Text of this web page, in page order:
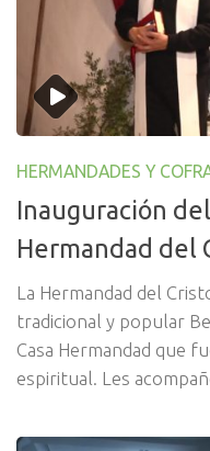
HERMANDADES Y
Inauguración
Hermandad del
La Hermandad del
tradicional y popular
Casa Hermandad que
espiritual. Les